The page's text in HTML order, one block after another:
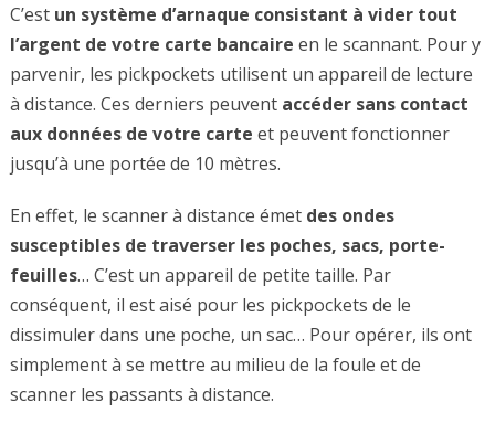
C’est un système d’arnaque consistant à vider tout
l’argent de votre carte bancaire en le scannant. Pour y
parvenir, les pickpockets utilisent un appareil de lecture
à distance. Ces derniers peuvent accéder sans contact
aux données de votre carte et peuvent fonctionner
jusqu’à une portée de 10 mètres.
En effet, le scanner à distance émet des ondes
susceptibles de traverser les poches, sacs, porte-
feuilles… C’est un appareil de petite taille. Par
conséquent, il est aisé pour les pickpockets de le
dissimuler dans une poche, un sac… Pour opérer, ils ont
simplement à se mettre au milieu de la foule et de
scanner les passants à distance.